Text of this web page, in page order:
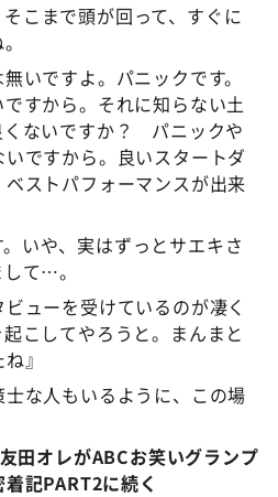
こまで頭が回って、すぐに
いですよ。パニックです。
すから。それに知らない土
くないですか？ パニックや
ですから。良いスタートダ
ストパフォーマンスが出来
いや、実はずっとサエキさ
て…。
ューを受けているのが凄く
こしてやろうと。まんまと
』
な人もいるように、この場
田オレがABCお笑いグランプ
記PART2に続く